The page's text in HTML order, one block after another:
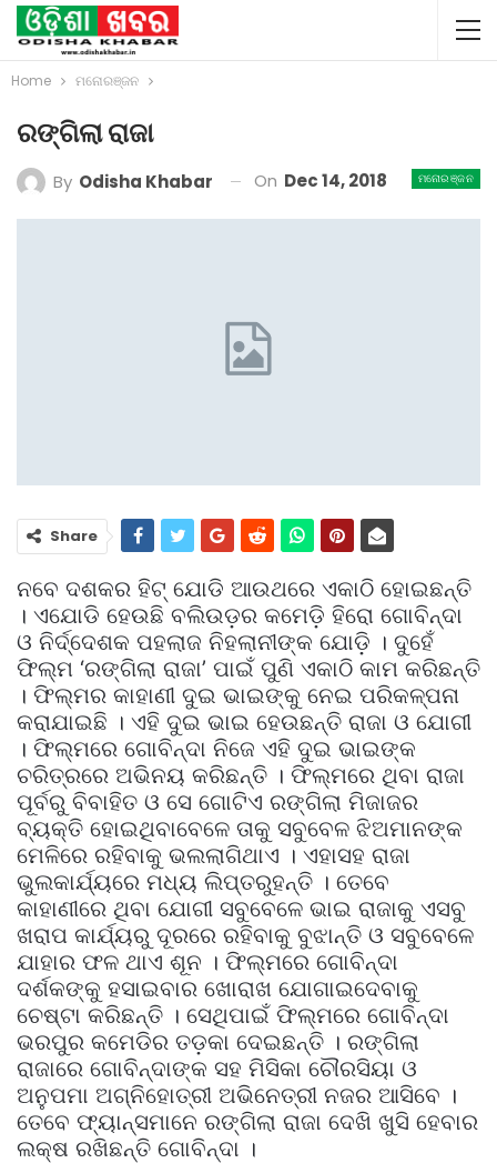
Home ମନୋରଞ୍ଜନ
ରଙ୍ଗିଲା ରାଜା
ମନୋରଞ୍ଜନ
By Odisha Khabar On Dec 14, 2018
Share
ନବେ ଦଶକର ହିଟ୍‌ ଯୋଡି ଆଉଥରେ ଏକାଠି ହୋଇଛନ୍ତି
। ଏଯୋଡି ହେଉଛି ବଲିଉଡ଼ର କମେଡ଼ି ହିରୋ ଗୋବିନ୍ଦା
ଓ ନିର୍ଦ୍ଦେଶକ ପହଲାଜ ନିହଲାନୀଙ୍କ ଯୋଡ଼ି । ଦୁହେଁ
ଫିଲ୍ମ ‘ରଙ୍ଗିଲା ରାଜା’ ପାଇଁ ପୁଣି ଏକାଠି କାମ କରିଛନ୍ତି
। ଫିଲ୍ମର କାହାଣୀ ଦୁଇ ଭାଇଙ୍କୁ ନେଇ ପରିକଳ୍ପନା
କରାଯାଇଛି । ଏହି ଦୁଇ ଭାଇ ହେଉଛନ୍ତି ରାଜା ଓ ଯୋଗୀ
। ଫିଲ୍ମରେ ଗୋବିନ୍ଦା ନିଜେ ଏହି ଦୁଇ ଭାଇଙ୍କ
ଚରିତ୍ରରେ ଅଭିନୟ କରିଛନ୍ତି । ଫିଲ୍ମରେ ଥିବା ରାଜା
ପୂର୍ବରୁ ବିବାହିତ ଓ ସେ ଗୋଟିଏ ରଙ୍ଗିଲା ମିଜାଜର
ବ୍ୟକ୍ତି ହୋଇଥିବାବେଳେ ତାକୁ ସବୁବେଳ ଝିଅମାନଙ୍କ
ମେଳିରେ ରହିବାକୁ ଭଲଲାଗିଥାଏ । ଏହାସହ ରାଜା
ଭୁଲକାର୍ଯ୍ୟରେ ମଧ୍ୟ ଲିପ୍ତରୁହନ୍ତି । ତେବେ
କାହାଣୀରେ ଥିବା ଯୋଗୀ ସବୁବେଳେ ଭାଇ ରାଜାକୁ ଏସବୁ
ଖରାପ କାର୍ଯ୍ୟରୁ ଦୂରରେ ରହିବାକୁ ବୁଝାନ୍ତି ଓ ସବୁବେଳେ
ଯାହାର ଫଳ ଥାଏ ଶୂନ । ଫିଲ୍ମରେ ଗୋବିନ୍ଦା
ଦର୍ଶକଙ୍କୁ ହସାଇବାର ଖୋରାଖ ଯୋଗାଇଦେବାକୁ
ଚେଷ୍ଟା କରିଛନ୍ତି । ସେଥିପାଇଁ ଫିଲ୍ମରେ ଗୋବିନ୍ଦା
ଭରପୁର କମେଡିର ତଡ଼କା ଦେଇଛନ୍ତି । ରଙ୍ଗିଲା
ରାଜାରେ ଗୋବିନ୍ଦାଙ୍କ ସହ ମିସିକା ଚୌରସିୟା ଓ
ଅନୁପମା ଅଗ୍ନିହୋତ୍ରୀ ଅଭିନେତ୍ରୀ ନଜର ଆସିବେ ।
ତେବେ ଫ୍ୟାନ୍ସମାନେ ରଙ୍ଗିଲା ରାଜା ଦେଖି ଖୁସି ହେବାର
ଲକ୍ଷ ରଖିଛନ୍ତି ଗୋବିନ୍ଦା ।